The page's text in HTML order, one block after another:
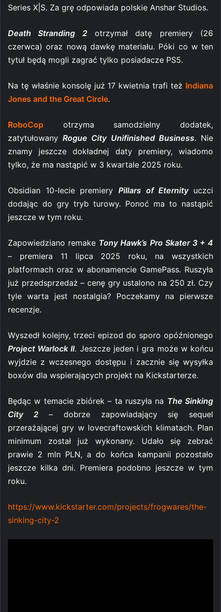
Series X|S. Za grę odpowiada polskie Anshar Studios.
Death Stranding 2otrzymał datę premiery (26
czerwca) oraz nową dawkę materiału. Póki co w ten
tytuł będą mogli zagrać tylko posiadacze PS5.
Na tę właśnie konsolę już 17 kwietnia trafi też Indiana
Jones and the Great Circle.
RoboCop
otrzyma samodzielny dodatek,
zatytułowanyRogue City Unifinished Business. Nie
znamy jeszcze dokładnej daty premiery, wiadomo
tylko, że ma nastąpić w 3 kwartale 2025 roku.
Obsidian 10-lecie premiery Pillars of Eternity uczci
dodając do gry tryb turowy. Ponoć ma to nastąpić
jeszcze w tym roku.
Zapowiedziano remake Tony Hawk’s Pro Skater 3 + 4
– premiera 11 lipca 2025 roku, na wszystkich
platformach oraz w abonamencie GamePass. Ruszyła
już przedsprzedaż – cenę gry ustalono na 250 zł. Czy
tyle warta jest nostalgia? Poczekamy na pierwsze
recenzje.
Wyszedł kolejny, trzeci epizod do sporo opóźnionego
Project Warlock II. Jeszcze jeden i gra może w końcu
wyjdzie z wczesnego dostępu i zacznie się wysyłka
boxów dla wspierających projekt na Kickstarterze.
Będąc w temacie zbiórek – ta ruszyła na The Sinking
City 2– dobrze zapowiadający się sequel
przerażającej gry w lovecraftowskich klimatach. Plan
minimum został już wykonany. Udało się zebrać
prawie 2 mln PLN, a do końca kampanii pozostało
jeszcze kilka dni. Premiera podobno jeszcze w tym
roku.
https://www.kickstarter.com/projects/frogwares/the-
sinking-city-2